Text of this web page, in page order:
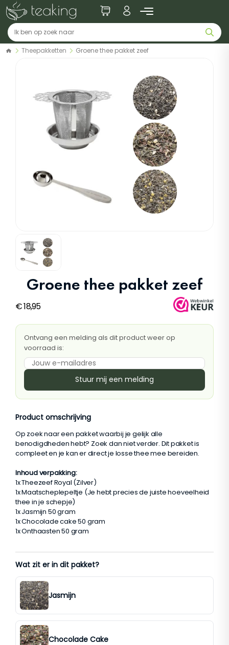
Theepakketten Groene thee pakket zeef
Groene thee pakket zeef
€18,95
Ontvang een melding als dit product weer op
voorraad is:
Stuur mij een melding
Product omschrijving
Op zoek naar een pakket waarbij je gelijk alle
benodigdheden hebt? Zoek dan niet verder. Dit pakket is
compleet en je kan er direct je losse thee mee bereiden.
Inhoud verpakking:
1x Theezeef Royal (Zilver)
1x Maatscheplepeltje (Je hebt precies de juiste hoeveelheid
thee in je schepje)
1x Jasmijn 50 gram
1x Chocolade cake 50 gram
1x Onthaasten 50 gram
Wat zit er in dit pakket?
Jasmijn
Chocolade Cake